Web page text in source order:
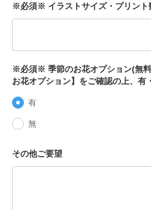
※必須※ イラストサイズ・プリント
※必須※ 季節のお花オプション(無
お花オプション】をご確認の上、有
有
無
その他ご要望